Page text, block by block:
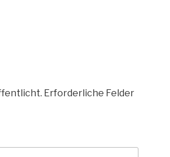
Erforderliche Felder